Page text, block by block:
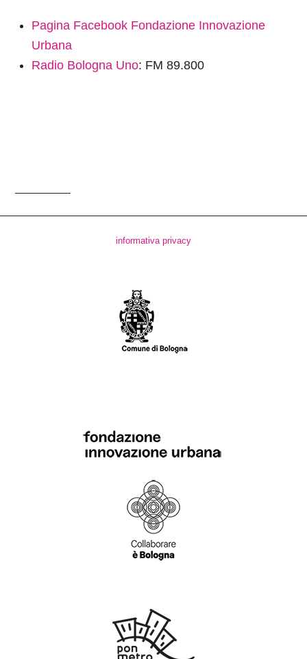
Pagina Facebook Fondazione Innovazione
Urbana
Radio Bologna Uno: FM 89.800
informativa privacy